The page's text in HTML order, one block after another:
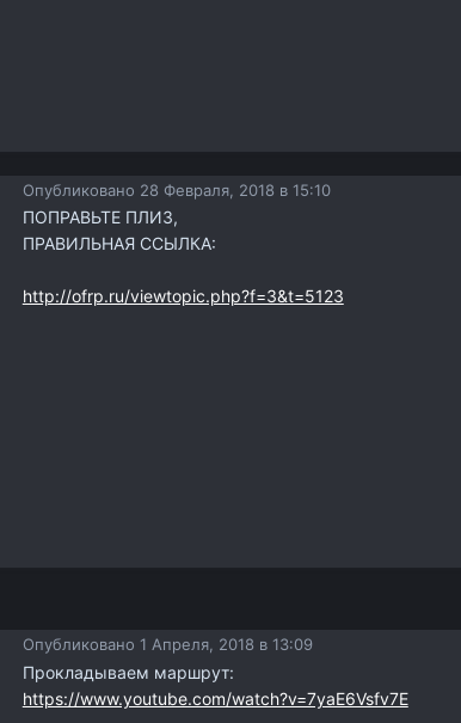
Опубликовано 28 Февраля, 2018 в 15:10
ПОПРАВЬТЕ ПЛИЗ,
ПРАВИЛЬНАЯ ССЫЛКА:
http://ofrp.ru/viewtopic.php?f=3&t=5123
Опубликовано 1 Апреля, 2018 в 13:09
Прокладываем маршрут:
https://www.youtube.com/watch?v=7yaE6Vsfv7E